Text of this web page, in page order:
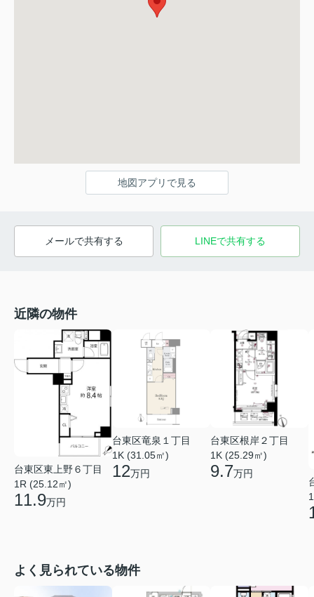
地図アプリで見る
メールで共有する LINEで共有する
近隣の物件
台東区東上野６丁目
1R (25.12㎡)
11.9万円
台東区竜泉１丁目
1K (31.05㎡)
12万円
台東区根岸２丁目
1K (25.29㎡)
9.7万円
よく見られている物件